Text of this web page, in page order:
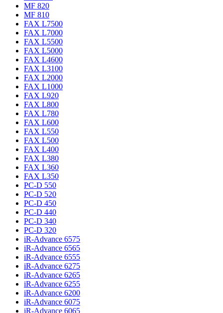
MF 820
MF 810
FAX L7500
FAX L7000
FAX L5500
FAX L5000
FAX L4600
FAX L3100
FAX L2000
FAX L1000
FAX L920
FAX L800
FAX L780
FAX L600
FAX L550
FAX L500
FAX L400
FAX L380
FAX L360
FAX L350
PC-D 550
PC-D 520
PC-D 450
PC-D 440
PC-D 340
PC-D 320
iR-Advance 6575
iR-Advance 6565
iR-Advance 6555
iR-Advance 6275
iR-Advance 6265
iR-Advance 6255
iR-Advance 6200
iR-Advance 6075
iR-Advance 6065